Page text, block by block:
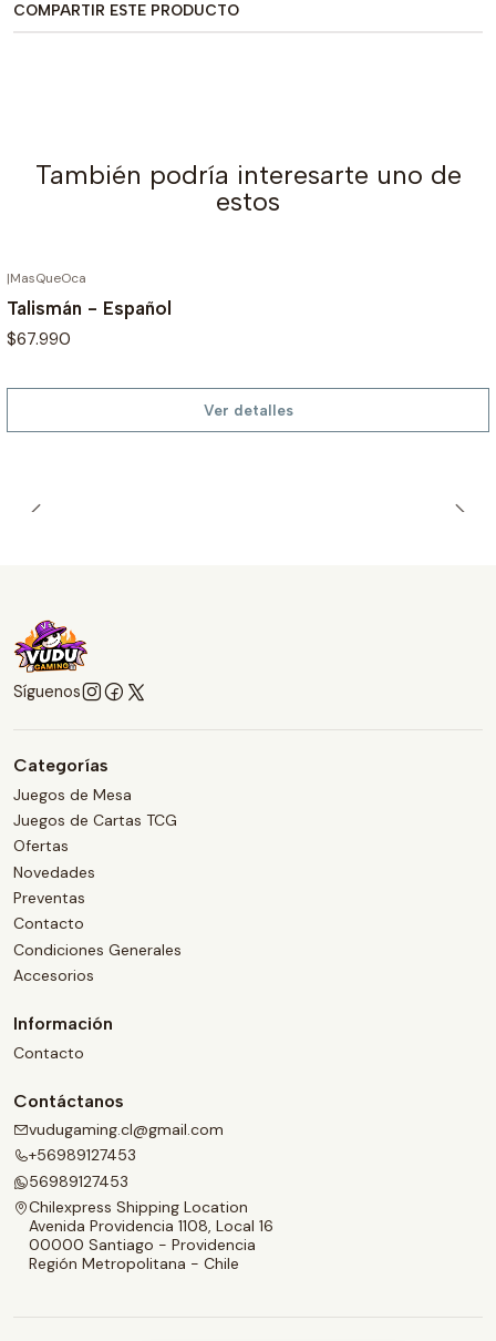
COMPARTIR ESTE PRODUCTO
También podría interesarte uno de
estos
|MasQueOca
Talismán - Español
$67.990
Ver detalles
Síguenos
Categorías
Juegos de Mesa
Juegos de Cartas TCG
Ofertas
Novedades
Preventas
Contacto
Condiciones Generales
Accesorios
Información
Contacto
Contáctanos
vudugaming.cl@gmail.com
+56989127453
56989127453
Chilexpress Shipping Location
Avenida Providencia 1108, Local 16
00000 Santiago - Providencia
Región Metropolitana - Chile